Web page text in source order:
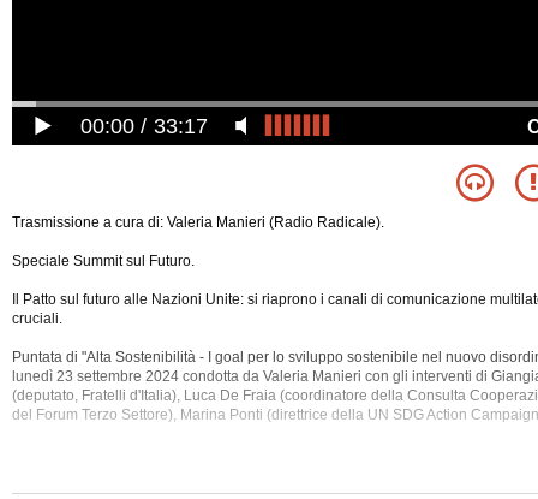
00:00 33:17
Trasmissione a cura di: Valeria Manieri (Radio Radicale).
Speciale Summit sul Futuro.
Il Patto sul futuro alle Nazioni Unite: si riaprono i canali di comunicazione
cruciali.
Puntata di "Alta Sostenibilità - I goal per lo sviluppo sostenibile nel nuovo
lunedì 23 settembre 2024 condotta da Valeria Manieri con gli interventi di
(deputato, Fratelli d'Italia), Luca De Fraia (coordinatore della Consulta
del Forum Terzo Settore), Marina Ponti (direttrice della UN SDG Action